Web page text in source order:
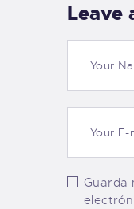
Leave
Guarda